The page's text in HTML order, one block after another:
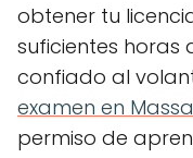
obtener tu
suficientes horas
confiado al
examen en
permiso de